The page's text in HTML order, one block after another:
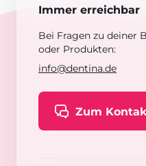
Immer erreichbar
Bei Fragen zu deiner
oder Produkten:
info@dentina.de
Zum